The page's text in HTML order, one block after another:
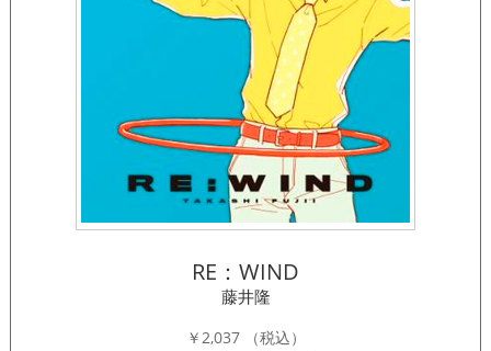
RE：WIND
藤井隆
￥2,037
（税込）